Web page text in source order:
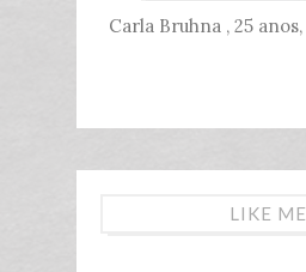
Carla Bruhna , 25 anos,
LIKE ME